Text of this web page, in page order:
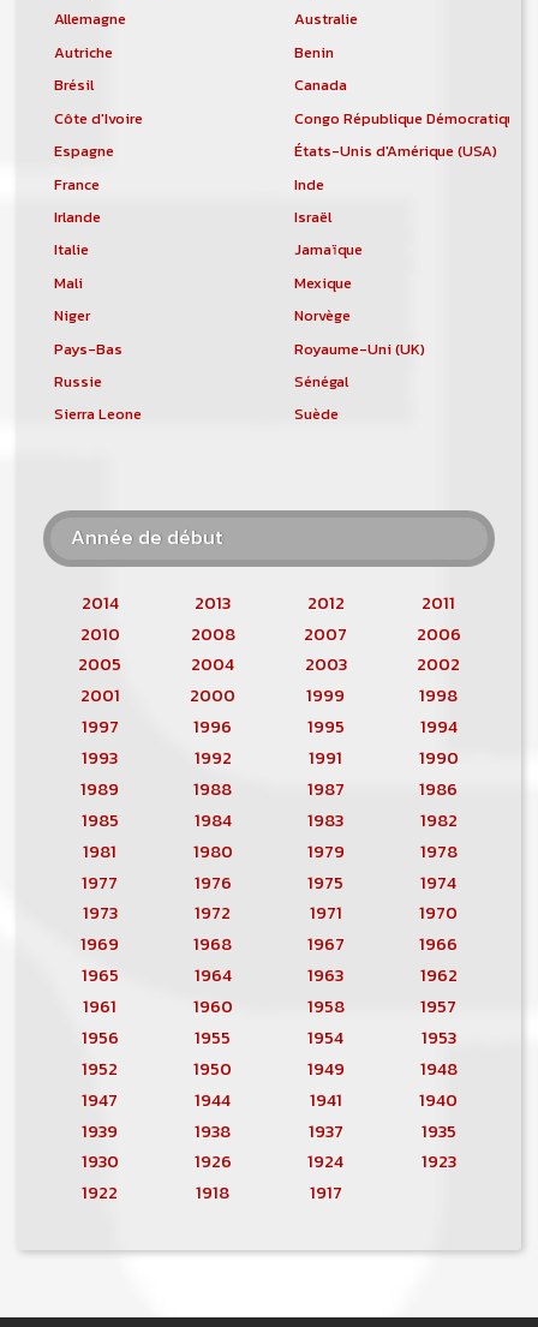
Allemagne
Australie
Autriche
Benin
Brésil
Canada
Côte d'Ivoire
Congo République Démocratique
Espagne
États-Unis d'Amérique (USA)
France
Inde
Irlande
Israël
Italie
Jamaïque
Mali
Mexique
Niger
Norvège
Pays-Bas
Royaume-Uni (UK)
Russie
Sénégal
Sierra Leone
Suède
Année de début
2014 2013 2012
2011
2010
2008 2007
2006
2005
2004 2003
2002
2001
2000 1999
1998
1997
1996 1995
1994
1993
1992 1991
1990
1989
1988 1987
1986
1985
1984 1983
1982
1981
1980 1979
1978
1977
1976 1975
1974
1973
1972 1971
1970
1969
1968 1967
1966
1965
1964 1963
1962
1961
1960 1958
1957
1956
1955 1954
1953
1952
1950 1949
1948
1947
1944 1941
1940
1939
1938 1937
1935
1930
1926 1924
1923
1922
1918 1917